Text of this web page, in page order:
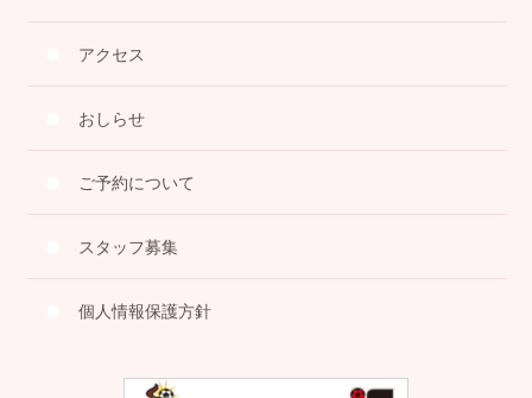
アクセス
おしらせ
ご予約について
スタッフ募集
個人情報保護方針